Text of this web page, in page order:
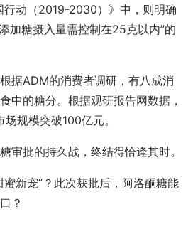
行动（2019-2030）》中，则明确
加糖摄入量需控制在25克以内”的
据ADM的消费者调研，有八成消
中的糖分。根据观研报告网数据，
规模突破100亿元。
审批的持久战，终结得恰逢其时。
新宠”？此次获批后，阿洛酮糖能
？